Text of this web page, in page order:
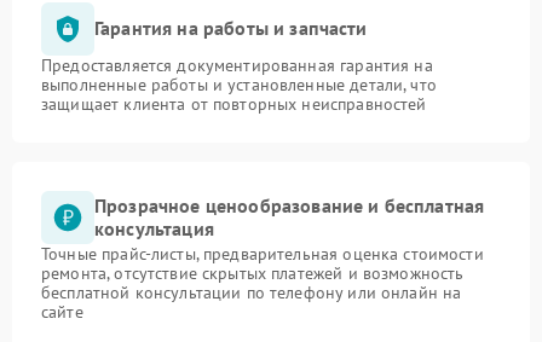
Гарантия на работы и запчасти
Предоставляется документированная гарантия на
выполненные работы и установленные детали, что
защищает клиента от повторных неисправностей
Прозрачное ценообразование и бесплатная
консультация
Точные прайс-листы, предварительная оценка стоимости
ремонта, отсутствие скрытых платежей и возможность
бесплатной консультации по телефону или онлайн на
сайте